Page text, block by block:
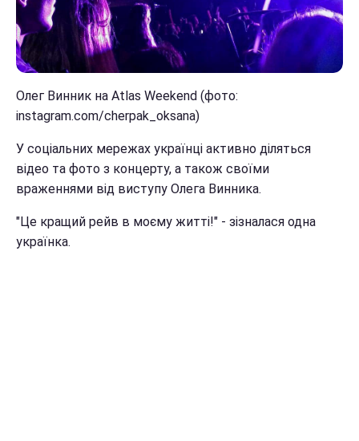
Олег Винник на Atlas Weekend (фото:
instagram.com/cherpak_oksana)
У соціальних мережах українці активно діляться
відео та фото з концерту, а також своїми
враженнями від виступу Олега Винника.
"Це кращий рейв в моєму житті!" - зізналася одна
українка.